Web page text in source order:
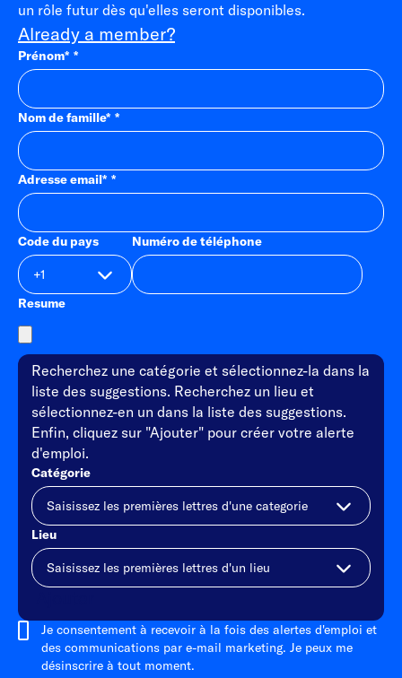
un rôle futur dès qu'elles seront disponibles.
Already a member?
Prénom*
Nom de famille*
Adresse email*
Code du pays Numéro de téléphone
Resume
Recherchez une catégorie et sélectionnez-la dans la
liste des suggestions. Recherchez un lieu et
sélectionnez-en un dans la liste des suggestions.
Enfin, cliquez sur "Ajouter" pour créer votre alerte
d'emploi.
Catégorie
Lieu
Je consentement à recevoir à la fois des alertes d'emploi et
des communications par e-mail marketing. Je peux me
désinscrire à tout moment.